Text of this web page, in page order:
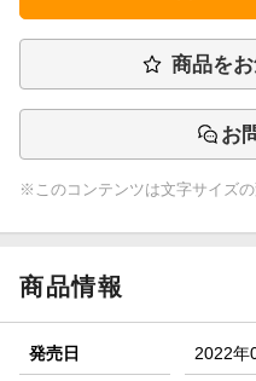
商品を
お
※このコンテンツは文字サイズの
商品情報
発売日 2022年